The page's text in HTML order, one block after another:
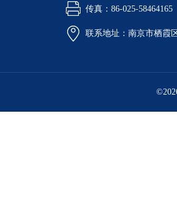
传真：86-025-58464165
联系地址：南京市栖霞